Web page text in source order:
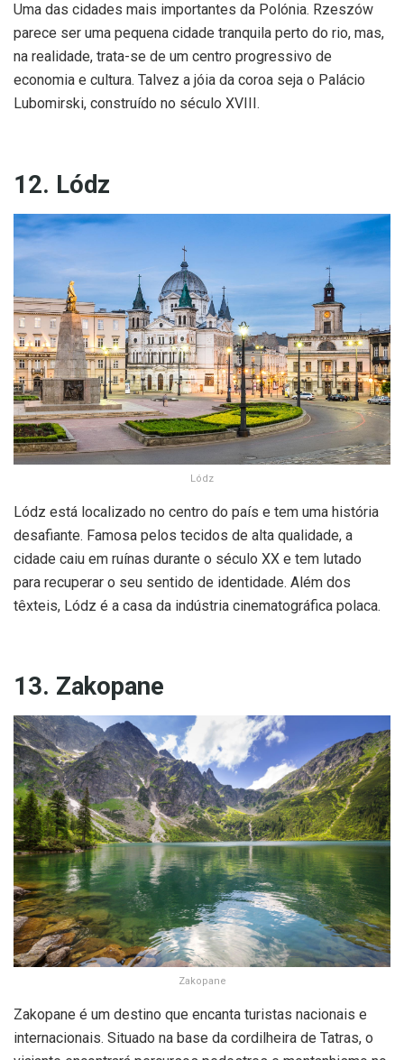
Uma das cidades mais importantes da Polónia. Rzeszów
parece ser uma pequena cidade tranquila perto do rio, mas,
na realidade, trata-se de um centro progressivo de
economia e cultura. Talvez a jóia da coroa seja o Palácio
Lubomirski, construído no século XVIII.
12. Lódz
Lódz
Lódz está localizado no centro do país e tem uma história
desafiante. Famosa pelos tecidos de alta qualidade, a
cidade caiu em ruínas durante o século XX e tem lutado
para recuperar o seu sentido de identidade. Além dos
têxteis, Lódz é a casa da indústria cinematográfica polaca.
13. Zakopane
Zakopane
Zakopane é um destino que encanta turistas nacionais e
internacionais. Situado na base da cordilheira de Tatras, o